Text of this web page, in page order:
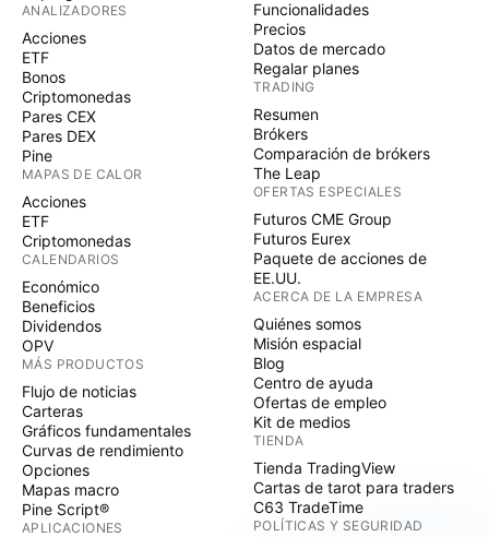
ANALIZADORES
Acciones
ETF
Bonos
Criptomonedas
Pares CEX
Pares DEX
Pine
MAPAS DE CALOR
Acciones
ETF
Criptomonedas
CALENDARIOS
Económico
Beneficios
Dividendos
OPV
MÁS PRODUCTOS
Flujo de noticias
Carteras
Gráficos fundamentales
Curvas de rendimiento
Opciones
Mapas macro
Pine Script®
APLICACIONES
Funcionalidades
Precios
Datos de mercado
Regalar planes
TRADING
Resumen
Brókers
Comparación de brókers
The Leap
OFERTAS ESPECIALES
Futuros CME Group
Futuros Eurex
Paquete de acciones de
EE.UU.
ACERCA DE LA EMPRESA
Quiénes somos
Misión espacial
Blog
Centro de ayuda
Ofertas de empleo
Kit de medios
TIENDA
Tienda TradingView
Cartas de tarot para traders
C63 TradeTime
POLÍTICAS Y SEGURIDAD